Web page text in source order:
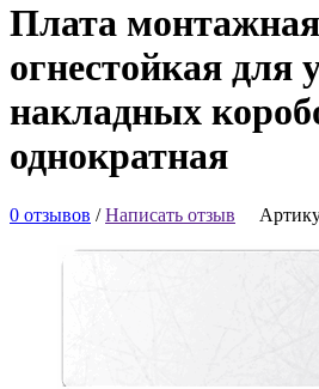
Плата монтажная
огнестойкая для
накладных
однократная
0 отзывов /Написать отзыв